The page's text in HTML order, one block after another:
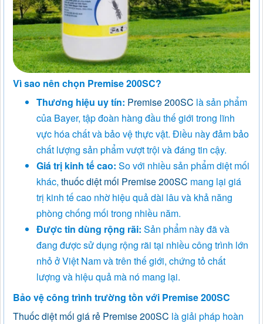
Vì sao nên chọn Premise 200SC?
Thương hiệu uy tín: Premise 200SC là sản phẩm
của Bayer, tập đoàn hàng đầu thế giới trong lĩnh
vực hóa chất và bảo vệ thực vật. Điều này đảm bảo
chất lượng sản phẩm vượt trội và đáng tin cậy.
Giá trị kinh tế cao: So với nhiều sản phẩm diệt mối
khác, thuốc diệt mối Premise 200SC mang lại giá
trị kinh tế cao nhờ hiệu quả dài lâu và khả năng
phòng chống mối trong nhiều năm.
Được tin dùng rộng rãi: Sản phẩm này đã và
đang được sử dụng rộng rãi tại nhiều công trình lớn
nhỏ ở Việt Nam và trên thế giới, chứng tỏ chất
lượng và hiệu quả mà nó mang lại.
Bảo vệ công trình trường tồn với Premise 200SC
Thuốc diệt mối giá rẻ Premise 200SC là giải pháp hoàn